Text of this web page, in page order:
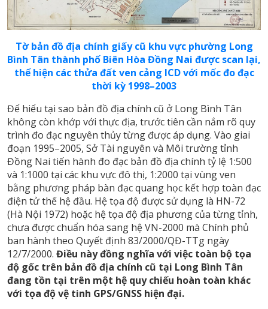
Tờ bản đồ địa chính giấy cũ khu vực phường Long
Bình Tân thành phố Biên Hòa Đồng Nai được scan lại,
thể hiện các thửa đất ven cảng ICD với mốc đo đạc
thời kỳ 1998–2003
Để hiểu tại sao bản đồ địa chính cũ ở Long Bình Tân
không còn khớp với thực địa, trước tiên cần nắm rõ quy
trình đo đạc nguyên thủy từng được áp dụng. Vào giai
đoạn 1995–2005, Sở Tài nguyên và Môi trường tỉnh
Đồng Nai tiến hành đo đạc bản đồ địa chính tỷ lệ 1:500
và 1:1000 tại các khu vực đô thị, 1:2000 tại vùng ven
bằng phương pháp bàn đạc quang học kết hợp toàn đạc
điện tử thế hệ đầu. Hệ tọa độ được sử dụng là HN-72
(Hà Nội 1972) hoặc hệ tọa độ địa phương của từng tỉnh,
chưa được chuẩn hóa sang hệ VN-2000 mà Chính phủ
ban hành theo Quyết định 83/2000/QĐ-TTg ngày
12/7/2000. Điều này đồng nghĩa với việc toàn bộ tọa
độ gốc trên bản đồ địa chính cũ tại Long Bình Tân
đang tồn tại trên một hệ quy chiếu hoàn toàn khác
với tọa độ vệ tinh GPS/GNSS hiện đại.